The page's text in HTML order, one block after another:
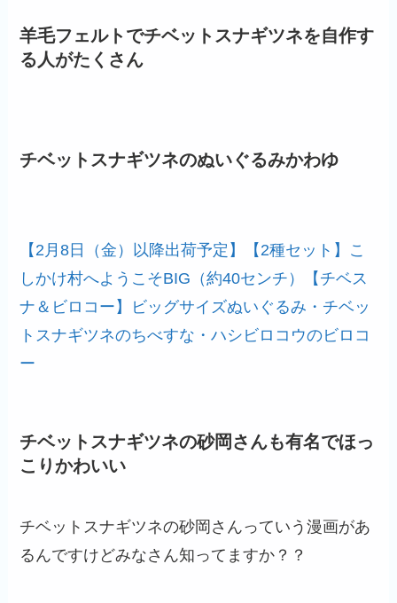
羊毛フェルトでチベットスナギツネを自作す
る人がたくさん
チベットスナギツネのぬいぐるみかわゆ
【2月8日（金）以降出荷予定】【2種セット】こ
しかけ村へようこそBIG（約40センチ）【チベス
ナ＆ビロコー】ビッグサイズぬいぐるみ・チベッ
トスナギツネのちべすな・ハシビロコウのビロコ
ー
チベットスナギツネの砂岡さんも有名でほっ
こりかわいい
チベットスナギツネの砂岡さんっていう漫画があ
るんですけどみなさん知ってますか？？